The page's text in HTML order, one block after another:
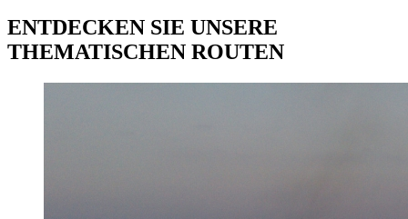
ENTDECKEN SIE UNSERE
THEMATISCHEN ROUTEN